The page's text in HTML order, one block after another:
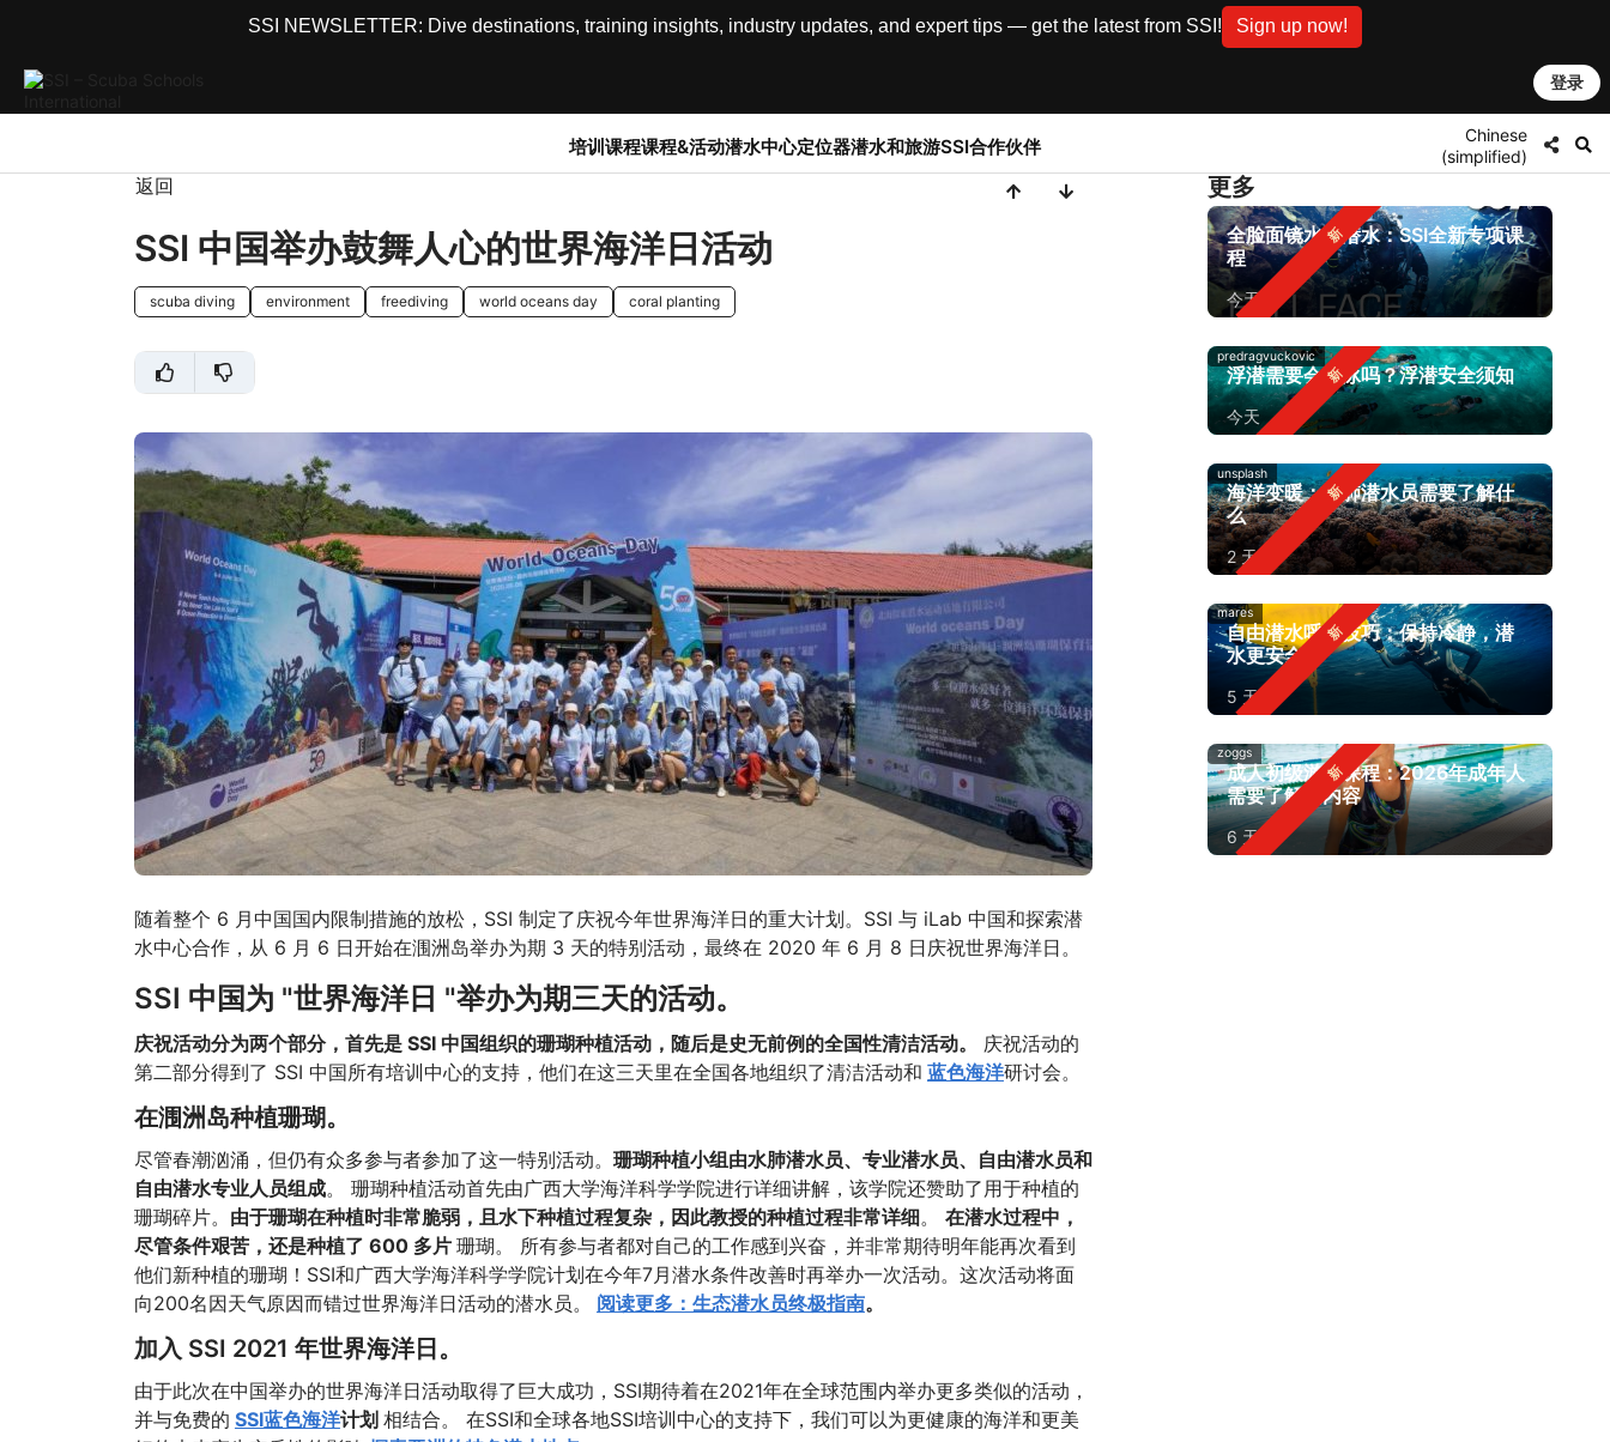
SSI NEWSLETTER: Dive destinations, training insights, industry updates, and expert tips — get the latest from SSI! Sign up now!
登录
培训课程课程&活动潜水中心定位器潜水和旅游SSI合作伙伴
Chinese
(simplified)
返回
SSI 中国举办鼓舞人心的世界海洋日活动
scuba diving environment freediving world oceans day coral planting
随着整个 6 月中国国内限制措施的放松，SSI 制定了庆祝今年世界海洋日的重大计划。SSI 与 iLab 中国和探索潜
水中心合作，从 6 月 6 日开始在涠洲岛举办为期 3 天的特别活动，最终在 2020 年 6 月 8 日庆祝世界海洋日。
SSI 中国为 "世界海洋日 "举办为期三天的活动。
庆祝活动分为两个部分，首先是 SSI 中国组织的珊瑚种植活动，随后是史无前例的全国性清洁活动。
庆祝活动的
第二部分得到了 SSI 中国所有培训中心的支持，他们在这三天里在全国各地组织了清洁活动和 蓝色海洋研讨会。
在涠洲岛种植珊瑚。
尽管春潮汹涌，但仍有众多参与者参加了这一特别活动。 珊瑚种植小组由水肺潜水员、专业潜水员、自由潜水员和
自由潜水专业人员组成。 珊瑚种植活动首先由广西大学海洋科学学院进行详细讲解，该学院还赞助了用于种植的
珊瑚碎片。 由于珊瑚在种植时非常脆弱，且水下种植过程复杂，因此教授的种植过程非常详细。 在潜水过程中，
尽管条件艰苦，还是种植了 600 多片 珊瑚。 所有参与者都对自己的工作感到兴奋，并非常期待明年能再次看到
他们新种植的珊瑚！SSI和广西大学海洋科学学院计划在今年7月潜水条件改善时再举办一次活动。这次活动将面
向200名因天气原因而错过世界海洋日活动的潜水员。
阅读更多：生态潜水员终极指南。
加入 SSI 2021 年世界海洋日。
由于此次在中国举办的世界海洋日活动取得了巨大成功，SSI期待着在2021年在全球范围内举办更多类似的活动，
并与免费的 SSI蓝色海洋计划 相结合。 在SSI和全球各地SSI培训中心的支持下，我们可以为更健康的海洋和更美
更多
全脸面镜水肺潜水：SSI全新专项课
程
今天
predragvuckovic
浮潜需要会游泳吗？浮潜安全须知
今天
unsplash
海洋变暖：水肺潜水员需要了解什
么
2 天前
mares
自由潜水呼吸技巧：保持冷静，潜
水更安全
5 天前
zoggs
成人初级游泳课程：2026年成年人
需要了解的内容
6 天前